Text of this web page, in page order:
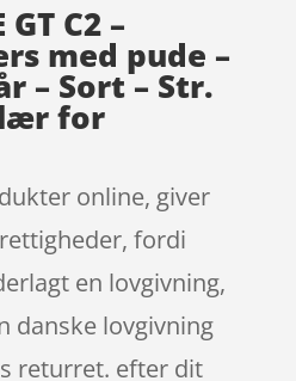
C2 –
med pude –
– Sort – Str.
for
online, giver
fordi
en lovgivning,
danske lovgivning
returret. efter dit